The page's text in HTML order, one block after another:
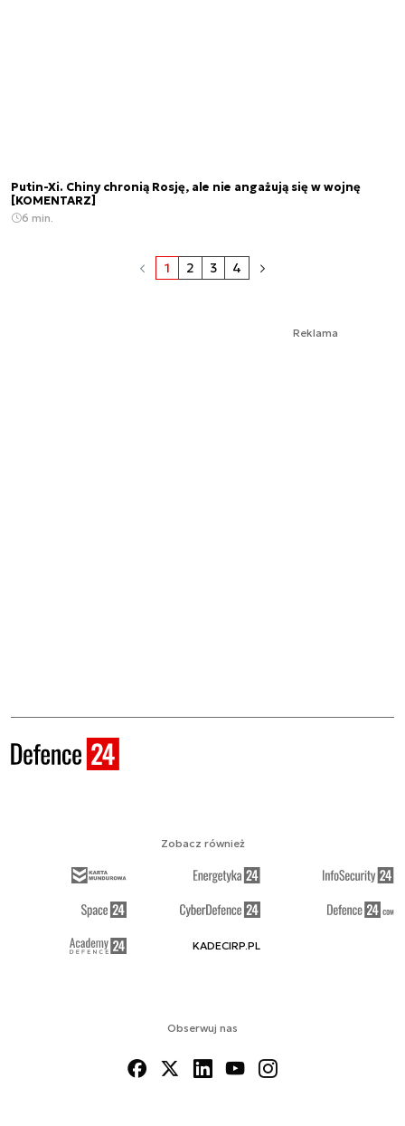
Putin-Xi. Chiny chronią Rosję, ale nie angażują się w wojnę
[KOMENTARZ]
6 min.
1 2 3 4
Reklama
Obserwuj nas
Zobacz również
KADECIRP.PL